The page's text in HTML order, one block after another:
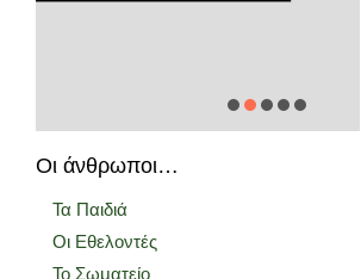
Οι άνθρωποι…
Τα Παιδιά
Οι Εθελοντές
Το Σωματείο